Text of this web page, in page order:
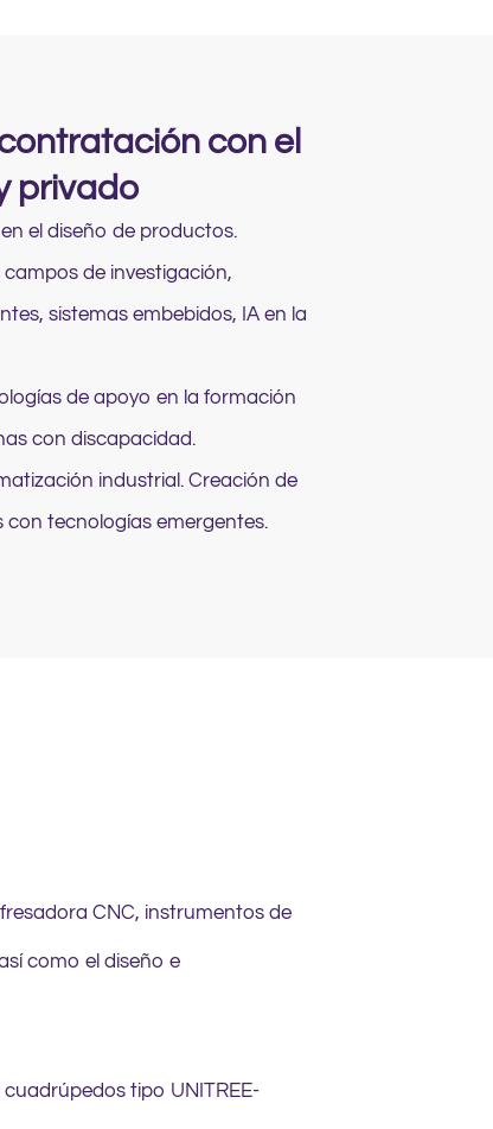
con el
privado
el diseño de productos.
de investigación,
sistemas embebidos, IA en la
de apoyo en la formación
con discapacidad.
industrial. Creación de
con tecnologías emergentes.
CNC, instrumentos de
como el diseño e
tipo UNITREE-